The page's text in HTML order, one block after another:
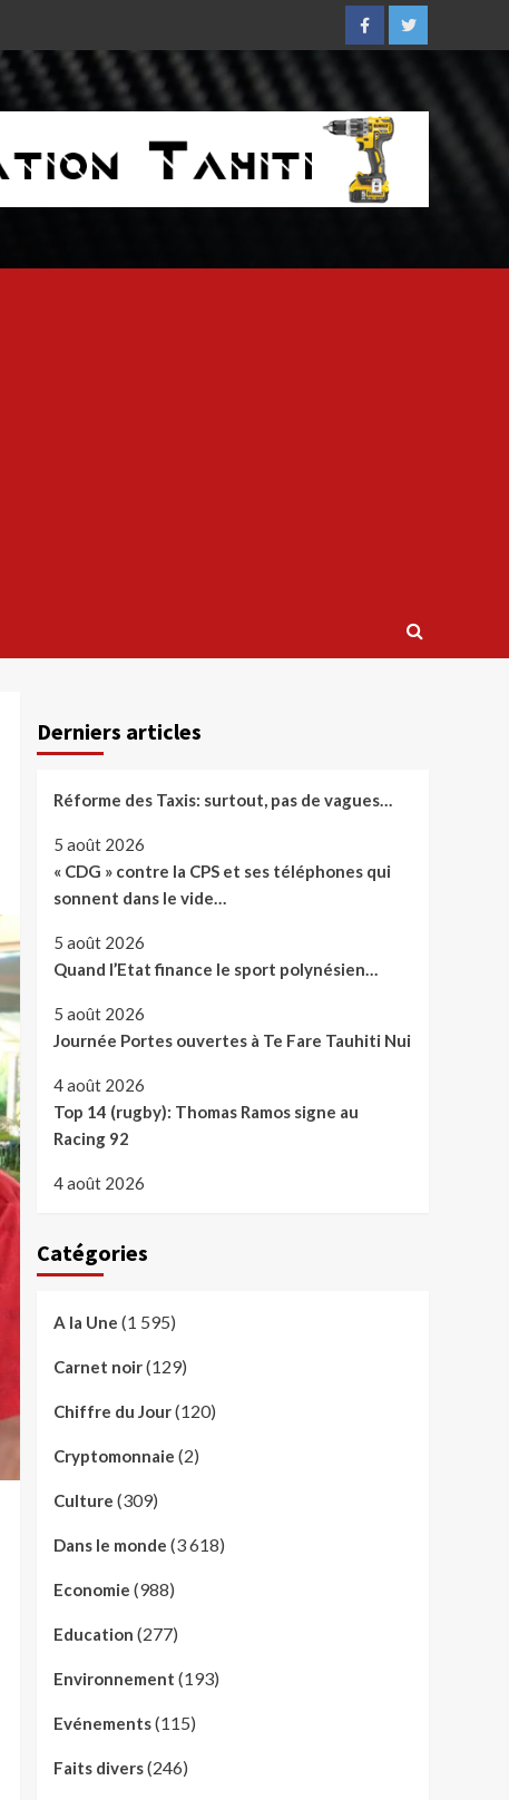
FacebookTwitter
Derniers articles
Réforme des Taxis: surtout, pas de vagues…
5 août 2026
« CDG » contre la CPS et ses téléphones qui
sonnent dans le vide…
5 août 2026
Quand l’Etat finance le sport polynésien…
5 août 2026
Journée Portes ouvertes à Te Fare Tauhiti Nui
4 août 2026
Top 14 (rugby): Thomas Ramos signe au
Racing 92
4 août 2026
Catégories
A la Une (1 595)
Carnet noir(129)
Chiffre du Jour(120)
Cryptomonnaie (2)
Culture (309)
Dans le monde (3 618)
Economie (988)
Education (277)
Environnement (193)
Evénements(115)
Faits divers(246)